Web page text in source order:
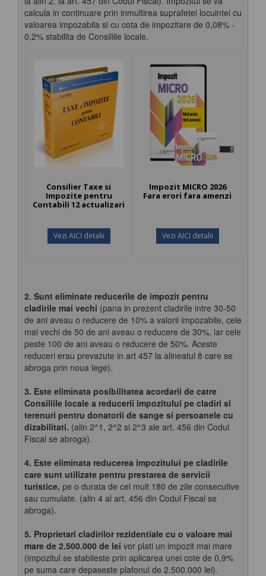
calcula in continuare prin inmultirea suprafetei locuintei cu
valoarea impozabila si cu cota de impozitare de 0,08% -
0,2% stabilita de Consiliile locale.
Consilier Taxe si
Impozite pentru
Contabili 12 actualizari
Vezi AICI detalii
Impozit MICRO 2026
Fara erori fara amenzi
Vezi AICI detalii
2. Sunt eliminate reducerile de impozit pentru
cladirile mai vechi (pana in prezent cladirile intre 30-50
de ani aveau o reducere de 10% a valorii impozabile, cele
mai vechi de 50 de ani aveau o reducere de 30%, iar cele
peste 100 de ani aveau o reducere de 50%. Aceste
reduceri erau prevazute in art 457 la alineatul 8 care se
abroga prin noua lege).
3. Este eliminata posibilitatea acordarii de catre
Consiliile locale a reducerii impozitului pe cladiri si
terenuri pentru donatorii de sange si persoanele cu
dizabilitati. (alin 2^1, 2^2 si 2^3 ale art. 456 din Codul
Fiscal se abroga).
4. Este eliminata reducerea impozitului pe cladirile
care sunt utilizate pentru prestarea de servicii
turistice, pe o durata de cel mult 180 de zile consecutive
sau cumulate. (alin 4 al art. 456 din Codul Fiscal se
abroga).
5. Proprietari cladirilor rezidentiale cu o valoare mai
mare de 2.500.000 de lei vor plati un impozit mai mare
(impozitul se stabileste prin aplicarea unei cote de 0,9%
pe suma care depaseste plafonul de 2.500.000 lei).